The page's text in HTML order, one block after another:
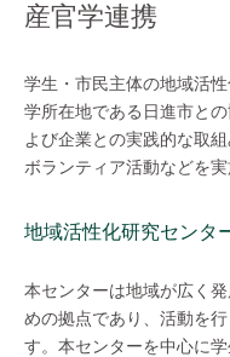
産官学連携
学生・市民主体の地域活
学所在地である日進市と
よび企業との実践的な取
ボランティア活動などを実
地域活性化研究センタ
本センターは地域が広く
めの拠点であり、活動を
す。本センターを中心に